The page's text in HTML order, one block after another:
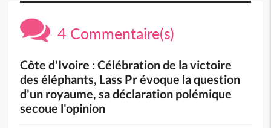
4 Commentaire(s)
Côte d'Ivoire : Célébration de la victoire
des éléphants, Lass Pr évoque la question
d'un royaume, sa déclaration polémique
secoue l'opinion